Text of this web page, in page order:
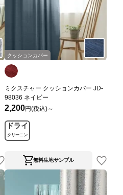
クッションカバー
ミクスチャー クッションカバー JD-
98036 ネイビー
2,200円(税込)～
ドライ
クリーニン
無料生地サンプル